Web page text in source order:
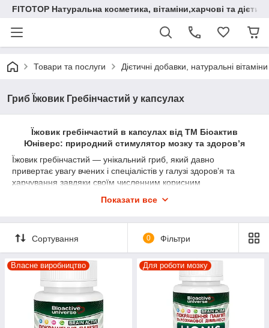
FITOTOP Натуральна косметика, вітаміни,харчові та
Товари та послуги Дієтичні добавки, натуральні
Гриб Їжовик Гребінчастий у капсулах
Їжовик гребінчастий в капсулах від ТМ Біоактив
Юніверс: природний стимулятор мозку та здоров’я
Їжовик гребінчастий — унікальний гриб, який давно
привертає увагу вчених і спеціалістів у галузі здоров’я та
харчування завдяки своїм численним корисним
далеко за межі звичайного харчового продукту. Цей гриб
функції, серцево-судинну систему, імунітет та загальне
самопочуття.
Показати все
Сортування 0 Фільтри
Власне виробництво Для роботи мозку